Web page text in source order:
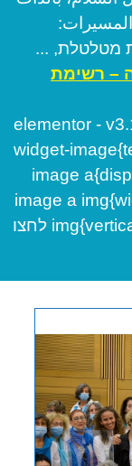
– רשימת
/*! elementor -
widget-
image
image a
img{vertical-align:middle;display:inline-block} לחצו